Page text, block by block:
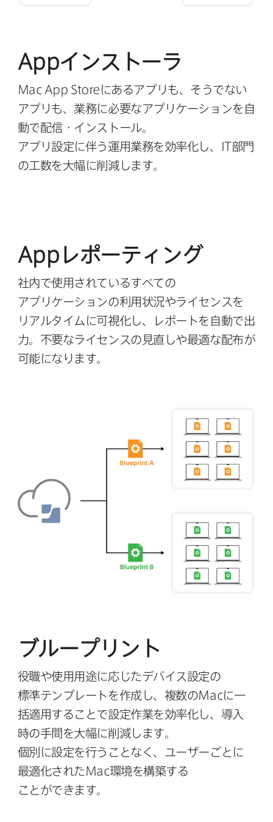
Appインストーラ
Mac App Store に​ある​アプリも、そうでない​
アプリも、​業務に​必要な​アプリケーションを​⾃
動で​配信・インストール。
アプリ設定に​伴う​運⽤業務を​効率化し、
IT部⾨
の​⼯数を​⼤幅に​削減します。
App レポーティング
社内で​使⽤されている​すべての​
アプリケーションの​利⽤状況や​ライセンスを​
リアルタイムに​可視化し、​レポートを​⾃動で​出
⼒。​不要な​ライセンスの​⾒直しや​最適な​配布が​
可能に​なります。
ブループリント
役職や​使⽤⽤途に​応じた​デバイス設定の​
標準テンプレートを​作成し、​複数のMacに​⼀
括適⽤する​ことで​設定作業を​効率化し、​導⼊
時の​⼿間を​⼤幅に​削減します。
個別に​設定を​⾏う​ことなく、​ユーザーごとに​
最適化されたMac環境を​構築する​
ことができます。